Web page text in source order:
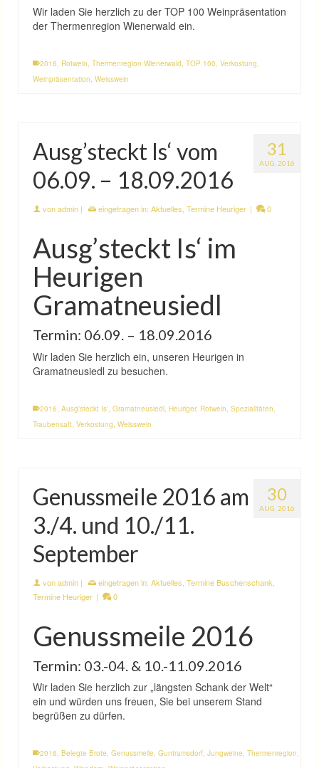
Wir laden Sie herzlich zu der TOP 100 Weinpräsentation
der Thermenregion Wienerwald ein.
2016, Rotwein, Thermenregion Wienerwald, TOP 100, Verkostung,
Weinpräsentation, Weisswein
31
AUG. 2016
Ausg’steckt Is‘ vom
06.09. – 18.09.2016
vonadmin | eingetragen in: Aktuelles, Termine Heuriger | 0
Ausg’steckt Is‘ im
Heurigen
Gramatneusiedl
Termin: 06.09. – 18.09.2016
Wir laden Sie herzlich ein, unseren Heurigen in
Gramatneusiedl zu besuchen.
2016 Ausg'steckt Is' Gramatneusiedl Heuriger, Rotwein Spezialitäten
Traubensaft Verkostung Weisswein
30
AUG. 2016
Genussmeile 2016 am
3./4. und 10./11.
September
vonadmin | eingetragen in: Aktuelles Termine Buschenschank
Termine Heuriger | 0
Genussmeile 2016
Termin: 03.-04. & 10.-11.09.2016
Wir laden Sie herzlich zur „längsten Schank der Welt“
ein und würden uns freuen, Sie bei unserem Stand
begrüßen zu dürfen.
2016 Belegte Brote Genussmeile Guntramsdorf Jungweine Thermenregion